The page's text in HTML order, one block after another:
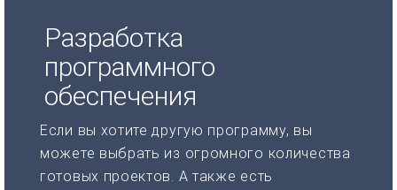
Разработка
программного
обеспечения
Если вы хотите другую программу, вы
можете выбрать из огромного количества
готовых проектов. А также есть